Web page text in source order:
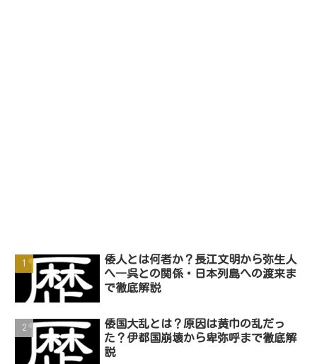
倭人とは何者か？長江文明から弥生人
へ―呉との関係・日本列島への渡来ま
で徹底解説
倭国大乱とは？原因は黄巾の乱だっ
た？伊都国崩壊から卑弥呼まで徹底解
説